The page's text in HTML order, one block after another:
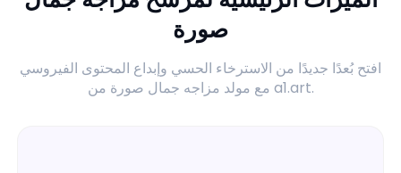
صورة
افتح بُعدًا جديدًا من الاسترخاء الحسي وإبداع المحتوى الفيروسي
مع مولد مزاجه جمال صورة من a1.art.